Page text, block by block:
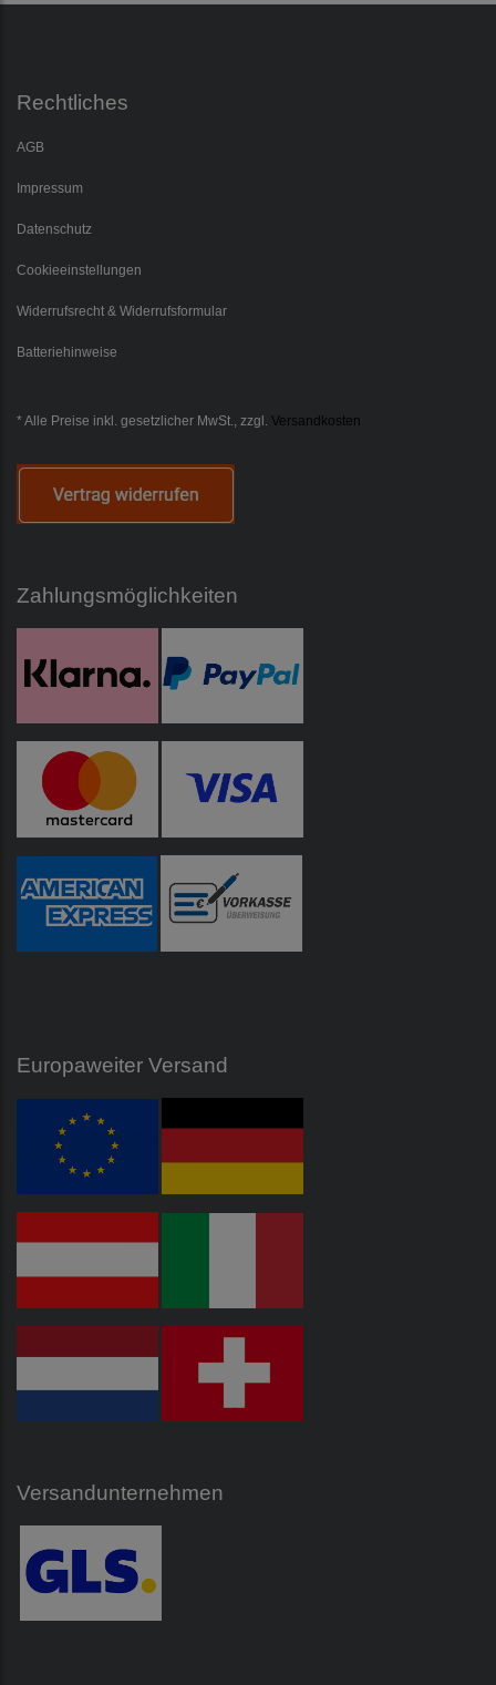
Rechtliches
AGB
Impressum
Datenschutz
Cookieeinstellungen
Widerrufsrecht & Widerrufsformular
Batteriehinweise
* Alle Preise inkl. gesetzlicher MwSt., zzgl. Versandkosten
Zahlungsmöglichkeiten
Europaweiter Versand
Versandunternehmen